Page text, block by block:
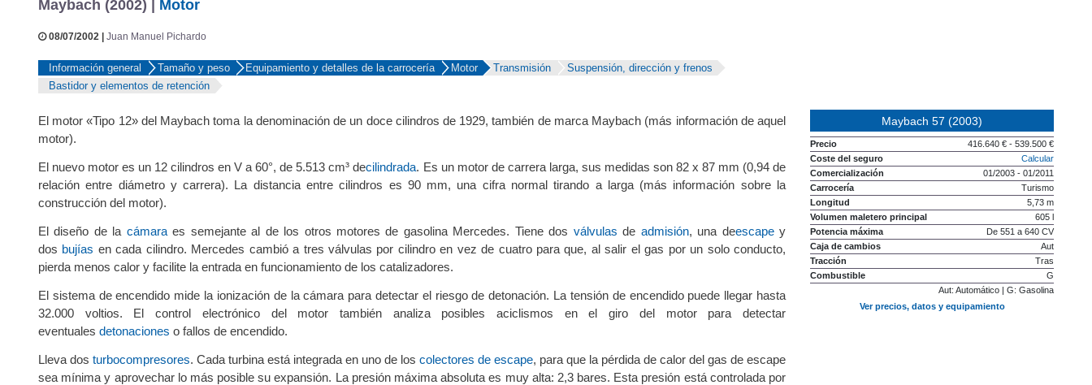
Maybach (2002) | Motor
08/07/2002 | Juan Manuel Pichardo
Información general Tamaño y peso Equipamiento y detalles de la carrocería Motor Transmisión
Suspensión, dirección y frenos
Bastidor y elementos de retención
El motor «Tipo 12» del Maybach toma la denominación de un doce cilindros de 1929, también de marca Maybach (más informaciónde aquel
motor).
El nuevo motor es un 12 cilindros en V a 60°, de 5.513 cm³ decilindrada. Es un motor de carrera larga, sus medidas son 82 x 87 mm (0,94 de
relación entre diámetro y carrera). La distancia entre cilindros es 90 mm, una cifra normal tirando a larga (más información sobre la
construcción del motor).
El diseño de la cámaraes semejante al de los otros motores de gasolina Mercedes. Tiene dos válvulas de admisión, una deescapey
dos bujías en cada cilindro. Mercedes cambió a tres válvulas por cilindro en vez de cuatro para que, al salir el gas por un solo conducto,
pierda menos calor y facilite la entrada en funcionamiento de los catalizadores.
El sistema de encendido mide la ionización de la cámara para detectar el riesgo de detonación. La tensión de encendido puede llegar hasta
32.000 voltios. El control electrónico del motor también analiza posibles aciclismos en el giro del motor para detectar
eventuales detonaciones o fallos de encendido.
Lleva dos turbocompresores. Cada turbina está integrada en uno de los colectores de escape, para que la pérdida de calor del gas de escape
sea mínima y aprovechar lo más posible su expansión. La presión máxima absoluta es muy alta: 2,3 bares. Esta presión está controlada por
Maybach 57 (2003)
Precio
416.640 € - 539.500 €
Coste del seguro
Calcular
Comercialización
01/2003 - 01/2011
Carrocería
Turismo
Longitud
5,73 m
Volumen maletero principal
605 l
Potencia máxima
De 551 a 640 CV
Caja de cambios
Aut
Tracción
Tras
Combustible
G
Aut: Automático | G: Gasolina
Ver precios, datos y equipamiento